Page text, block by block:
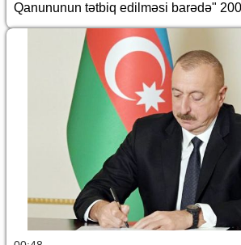
Qanununun tətbiq edilməsi barədə"
tarixli 382 nömrəli, "Azərbaycan
əmlakının özəlləşdirilməsinin II Dövlət
edilməsi barədə" 2000-ci il 10 avqust
"Yerli icra hakimiyyətləri haqqında
edilməsi barədə" 2012-ci il 6 iyun tarixli
"Dövlətə məxsus olan hüquqi şəxslərin
borcalması Qaydası"nın təsdiqi
dekabr tarixli 1182 nömrəli,
adından borc alınması və zəmanət
təsdiq edilməsi haqqında" 2018-ci il